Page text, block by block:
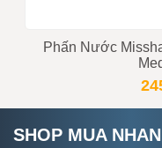
Phấn Nước
SHOP MUA